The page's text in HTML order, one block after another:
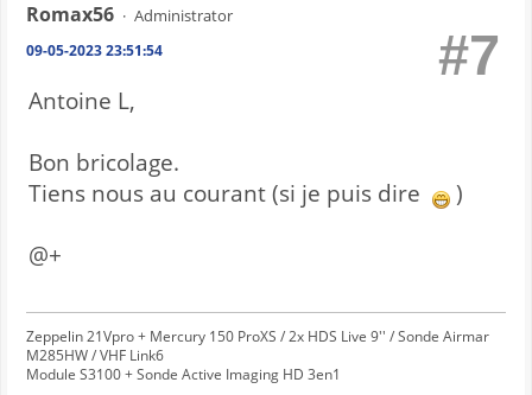
Romax56 Administrator
09-05-2023 23:51:54 #7
Antoine L,
Bon bricolage.
Tiens nous au courant (si je puis dire
)
@+
Zeppelin 21Vpro + Mercury 150 ProXS / 2x HDS Live 9'' / Sonde Airmar
M285HW / VHF Link6
Module S3100 + Sonde Active Imaging HD 3en1